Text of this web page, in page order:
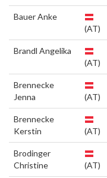
Bauer Anke
(AT)
Brandl Angelika
(AT)
Brennecke
Jenna
(AT)
Brennecke
Kerstin
(AT)
Brodinger
Christine
(AT)